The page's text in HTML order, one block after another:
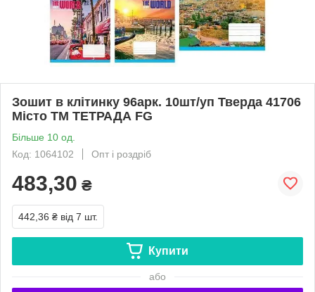
Зошит в клітинку 96арк. 10шт/уп Тверда 41706
Місто ТМ ТЕТРАДА FG
Більше 10 од.
Код: 1064102
Опт і роздріб
483,30 ₴
442,36 ₴ від 7 шт.
Купити
або